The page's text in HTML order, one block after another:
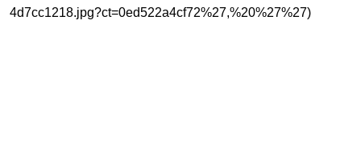
4d7cc1218.jpg?ct=0ed522a4cf72%27,%20%27%27)